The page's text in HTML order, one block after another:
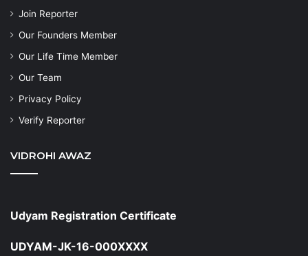
Join Reporter
Our Founders Member
Our Life Time Member
Our Team
Privacy Policy
Verify Reporter
VIDROHI AWAZ
Udyam Registration Certificate
UDYAM-JK-16-000XXXX